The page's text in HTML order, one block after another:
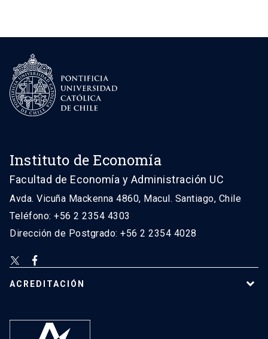
Instituto de Economía
Facultad de Economía y Administración UC
Avda. Vicuña Mackenna 4860, Macul. Santiago, Chile
Teléfono: +56 2 2354 4303
Dirección de Postgrado: +56 2 2354 4028
ACREDITACIÓN